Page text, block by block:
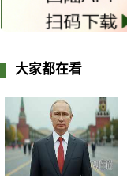
大家都在看